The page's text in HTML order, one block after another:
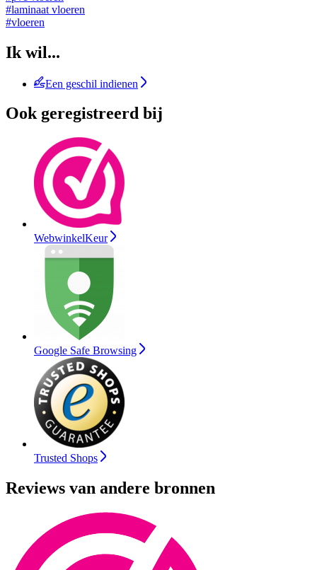
#laminaat vloeren
#vloeren
Ik wil...
Een geschil indienen
Ook geregistreerd bij
WebwinkelKeur
Google Safe Browsing
Trusted Shops
Reviews van andere bronnen